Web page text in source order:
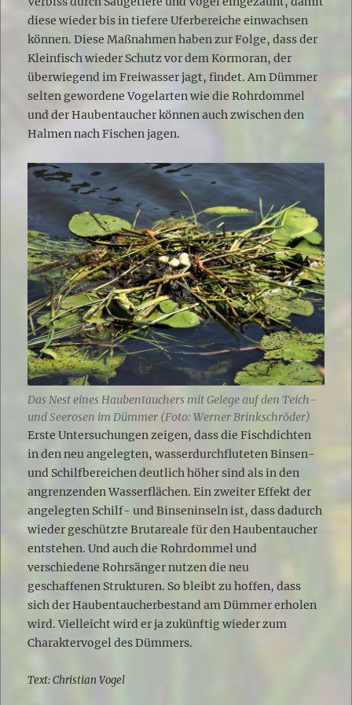
diese wieder bis in tiefere Uferbereiche einwachsen
können. Diese Maßnahmen haben zur Folge, dass der
Kleinfisch wieder Schutz vor dem Kormoran, der
überwiegend im Freiwasser jagt, findet. Am Dümmer
selten gewordene Vogelarten wie die Rohrdommel
und der Haubentaucher können auch zwischen den
Halmen nach Fischen jagen.
Das Nest eines Haubentauchers mit Gelege auf den Teich-
und Seerosen im Dümmer (Foto: Werner Brinkschröder)
Erste Untersuchungen zeigen, dass die Fischdichten
in den neu angelegten, wasserdurchfluteten Binsen-
und Schilfbereichen deutlich höher sind als in den
angrenzenden Wasserflächen. Ein zweiter Effekt der
angelegten Schilf- und Binseninseln ist, dass dadurch
wieder geschützte Brutareale für den Haubentaucher
entstehen. Und auch die Rohrdommel und
verschiedene Rohrsänger nutzen die neu
geschaffenen Strukturen. So bleibt zu hoffen, dass
sich der Haubentaucherbestand am Dümmer erholen
wird. Vielleicht wird er ja zukünftig wieder zum
Charaktervogel des Dümmers.
Text: Christian Vogel